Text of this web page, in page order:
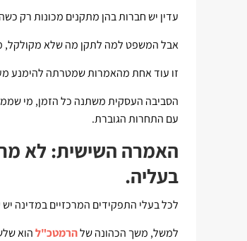
עדין יש חברות בהן מתקנים מכונות רק
אבל המשפט למה לתקן מה שלא מקולקל,
זו עוד אחת מהאמרות שמטרתה להימנע
הסביבה העסקית משתנה כל הזמן, מי
עם התחרות הגוברת.
האמרה השישית: לא
בעליה.
לכל בעלי התפקידים המרכזיים במדינה
למשל, משך הכהונה שלהרמטכ"להוא